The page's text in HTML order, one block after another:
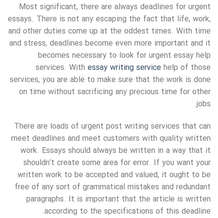
Most significant, there are always deadlines for urgent
essays. There is not any escaping the fact that life, work,
and other duties come up at the oddest times. With time
and stress, deadlines become even more important and it
becomes necessary to look for urgent essay help
services. With essay writing service help of those
services, you are able to make sure that the work is done
on time without sacrificing any precious time for other
jobs.
There are loads of urgent post writing services that can
meet deadlines and meet customers with quality written
work. Essays should always be written in a way that it
shouldn’t create some area for error. If you want your
written work to be accepted and valued, it ought to be
free of any sort of grammatical mistakes and redundant
paragraphs. It is important that the article is written
according to the specifications of this deadline.